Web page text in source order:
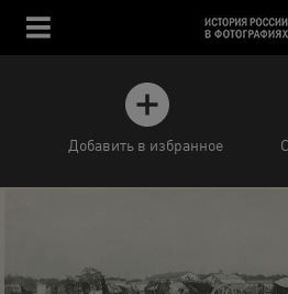
Добавить в избранное